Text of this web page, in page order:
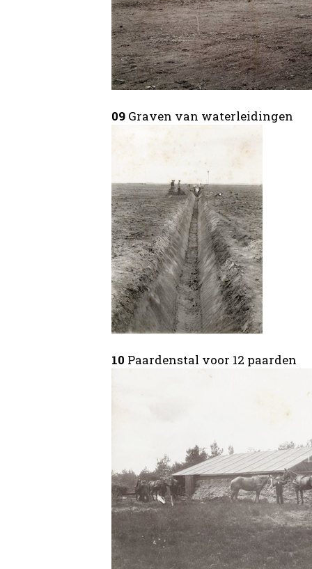
09 Graven van waterleidingen
10 Paardenstal voor 12 paarden